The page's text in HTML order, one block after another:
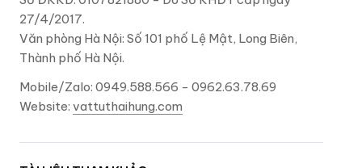
27/4/2017.
Văn phòng Hà Nội: Số 101 phố Lệ Mật, Long Biên,
Thành phố Hà Nội.
Mobile/Zalo: 0949.588.566 - 0962.63.78.69
Website: vattuthaihung.com